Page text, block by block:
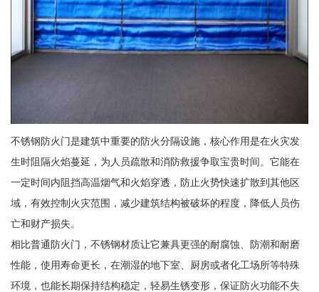
不锈钢防火门是建筑中重要的防火分隔设施，核心作用是在火灾发
生时阻隔火焰蔓延，为人员疏散和消防救援争取宝贵时间。它能在
一定时间内阻挡高温烟气和火焰穿透，防止火势快速扩散到其他区
域，有效控制火灾范围，减少建筑结构被破坏的程度，降低人员伤
亡和财产损失。
相比普通防火门，不锈钢材质让它兼具更强的耐腐蚀、防潮和耐磨
性能，使用寿命更长，在潮湿的地下室、厨房或者化工场所等特殊
环境，也能长期保持结构稳定，轻易生锈变形，保证防火功能不失